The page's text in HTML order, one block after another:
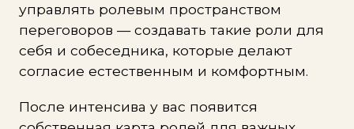
управлять ролевым пространством
переговоров — создавать такие роли для
себя и собеседника, которые делают
согласие естественным и комфортным.
После интенсива у вас появится